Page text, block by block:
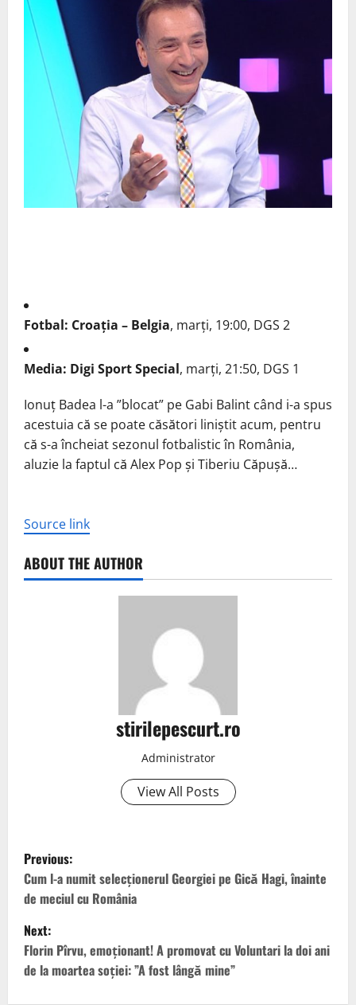
Fotbal: Croația – Belgia, marți, 19:00, DGS 2
Media: Digi Sport Special, marți, 21:50, DGS 1
Ionuț Badea l-a ”blocat” pe Gabi Balint când i-a spus
acestuia că se poate căsători liniștit acum, pentru
că s-a încheiat sezonul fotbalistic în România,
aluzie la faptul că Alex Pop și Tiberiu Căpușă…
Source link
ABOUT THE AUTHOR
stirilepescurt.ro
Administrator
View All Posts
P
o
s
t
n
Previous:
Cum l-a numit selecționerul Georgiei pe Gică Hagi, înainte
de meciul cu România
Next:
Florin Pîrvu, emoționant! A promovat cu Voluntari la doi ani
de la moartea soției: ”A fost lângă mine”